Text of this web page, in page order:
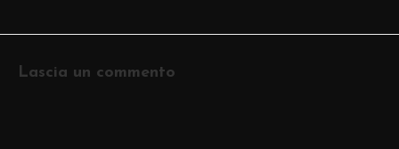
Lascia un commento